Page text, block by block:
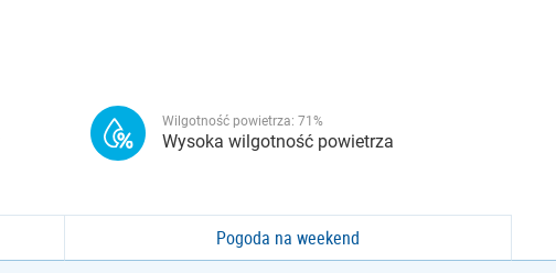
Wilgotność powietrza: 71 %
Wysoka wilgotność powietrza
Pogoda na weekend